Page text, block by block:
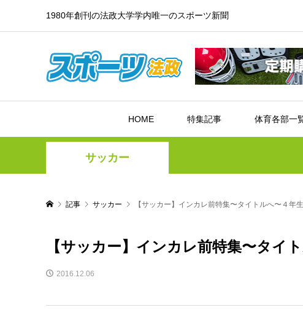
1980年創刊の法政大学学内唯一のスポーツ新聞
HOME 特集記事 体育各部一
サッカー
記事 サッカー 【サッカー】インカレ前特集〜タイトルへ〜４年
【サッカー】インカレ前特集〜タイ
2016.12.06